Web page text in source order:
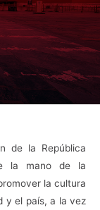
de la República
la mano de la
la cultura
y el país, a la vez